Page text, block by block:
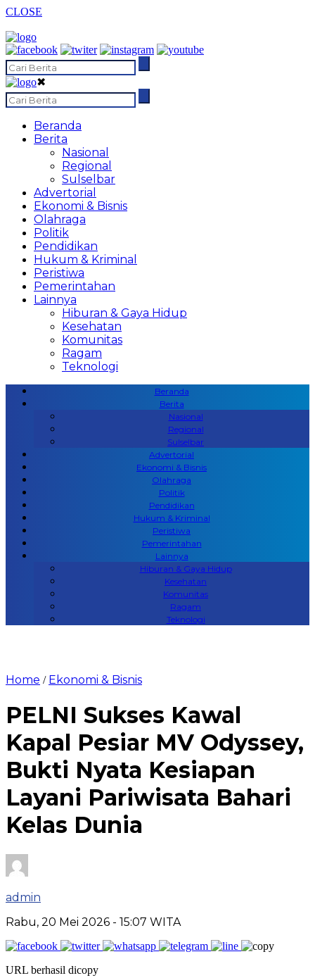
CLOSE
✖
Beranda
Berita
Nasional
Regional
Sulselbar
Advertorial
Ekonomi & Bisnis
Olahraga
Politik
Pendidikan
Hukum & Kriminal
Peristiwa
Pemerintahan
Lainnya
Hiburan & Gaya Hidup
Kesehatan
Komunitas
Ragam
Teknologi
Beranda
Berita
Nasional
Regional
Sulselbar
Advertorial
Ekonomi & Bisnis
Olahraga
Politik
Pendidikan
Hukum & Kriminal
Peristiwa
Pemerintahan
Lainnya
Hiburan & Gaya Hidup
Kesehatan
Komunitas
Ragam
Teknologi
Home / Ekonomi & Bisnis
PELNI Sukses Kawal
Kapal Pesiar MV Odyssey,
Bukti Nyata Kesiapan
Layani Pariwisata Bahari
Kelas Dunia
admin
Rabu, 20 Mei 2026 - 15:07 WITA
URL berhasil dicopy